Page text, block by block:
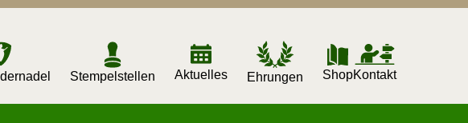
Stempelstellen Aktuelles Ehrungen ShopKontakt